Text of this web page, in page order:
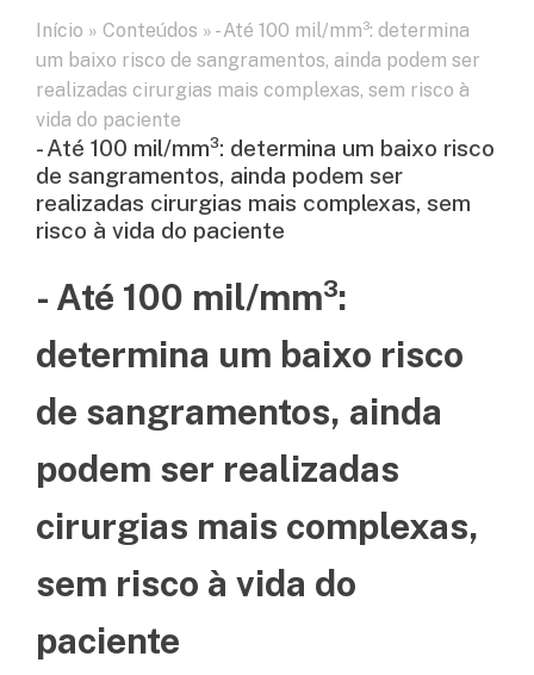
Início » Conteúdos » - Até 100 mil/mm³: determina
um baixo risco de sangramentos, ainda podem ser
realizadas cirurgias mais complexas, sem risco à
vida do paciente
- Até 100 mil/mm³: determina um baixo risco
de sangramentos, ainda podem ser
realizadas cirurgias mais complexas, sem
risco à vida do paciente
- Até 100 mil/mm³:
determina um baixo risco
de sangramentos, ainda
podem ser realizadas
cirurgias mais complexas,
sem risco à vida do
paciente